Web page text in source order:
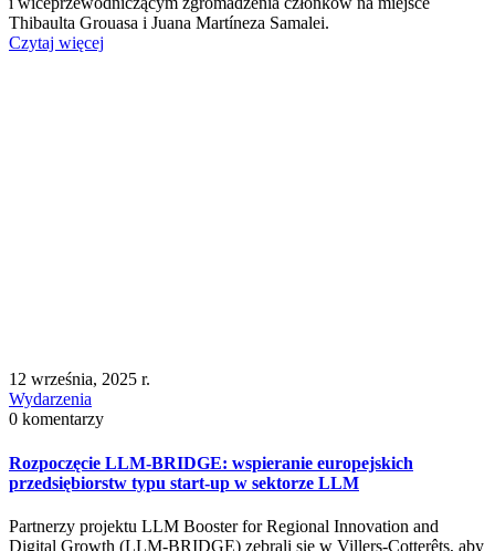
Thibaulta Grouasa i Juana Martíneza Samalei.
Czytaj więcej
12 września, 2025 r.
Wydarzenia
0 komentarzy
Rozpoczęcie LLM-BRIDGE: wspieranie europejskich
przedsiębiorstw typu start-up w sektorze LLM
Partnerzy projektu LLM Booster for Regional Innovation and
Digital Growth (LLM-BRIDGE) zebrali się w Villers-Cotterêts, aby